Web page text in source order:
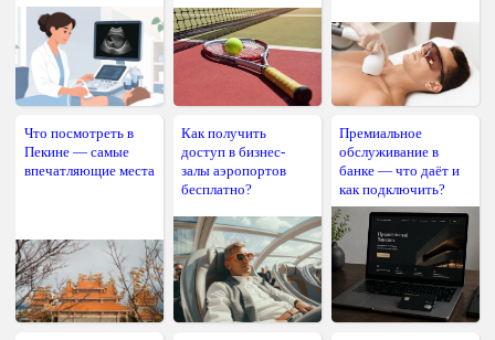
Что посмотреть в
Пекине — самые
впечатляющие места
Как получить
доступ в бизнес-
залы аэропортов
бесплатно?
Премиальное
обслуживание в
банке — что даёт и
как подключить?